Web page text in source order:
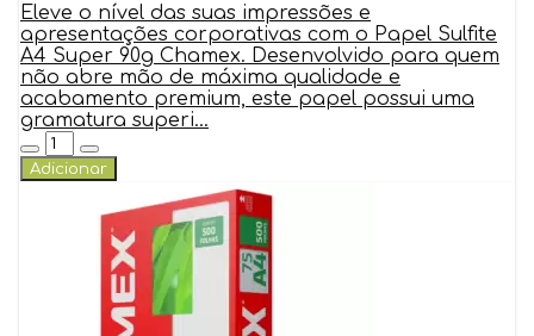
Eleve o nível das suas impressões e
apresentações corporativas com o Papel Sulfite
A4 Super 90g Chamex. Desenvolvido para quem
não abre mão de máxima qualidade e
acabamento premium, este papel possui uma
gramatura superi...
Adicionar